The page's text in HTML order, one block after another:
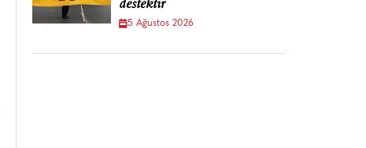
destektir
5 Ağustos 2026